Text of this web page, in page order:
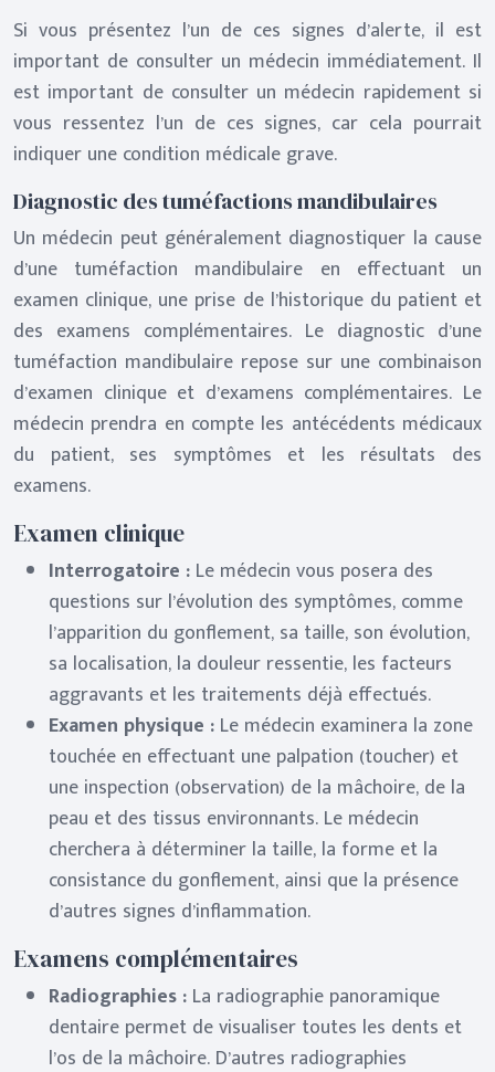
Si vous présentez l’un de ces signes d’alerte, il est
important de consulter un médecin immédiatement. Il
est important de consulter un médecin rapidement si
vous ressentez l’un de ces signes, car cela pourrait
indiquer une condition médicale grave.
Diagnostic des tuméfactions mandibulaires
Un médecin peut généralement diagnostiquer la cause
d’une tuméfaction mandibulaire en effectuant un
examen clinique, une prise de l’historique du patient et
des examens complémentaires. Le diagnostic d’une
tuméfaction mandibulaire repose sur une combinaison
d’examen clinique et d’examens complémentaires. Le
médecin prendra en compte les antécédents médicaux
du patient, ses symptômes et les résultats des
examens.
Examen clinique
Interrogatoire : Le médecin vous posera des
questions sur l’évolution des symptômes, comme
l’apparition du gonflement, sa taille, son évolution,
sa localisation, la douleur ressentie, les facteurs
aggravants et les traitements déjà effectués.
Examen physique : Le médecin examinera la zone
touchée en effectuant une palpation (toucher) et
une inspection (observation) de la mâchoire, de la
peau et des tissus environnants. Le médecin
cherchera à déterminer la taille, la forme et la
consistance du gonflement, ainsi que la présence
d’autres signes d’inflammation.
Examens complémentaires
Radiographies : La radiographie panoramique
dentaire permet de visualiser toutes les dents et
l’os de la mâchoire. D’autres radiographies